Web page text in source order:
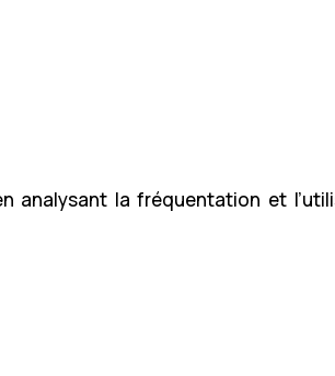
analysant la fréquentation et